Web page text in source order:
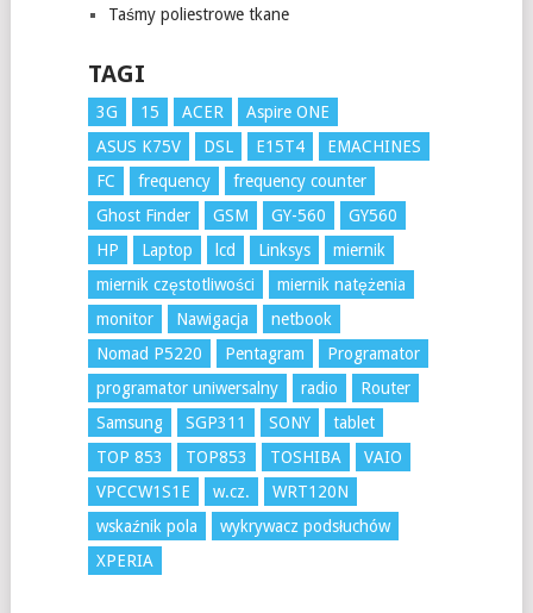
Taśmy poliestrowe tkane
TAGI
3G 15 ACER
Aspire ONE
ASUS K75V
DSL E15T4
EMACHINES
FC
frequency
frequency counter
Ghost Finder
GSM GY-560
GY560
HP
Laptop lcd Linksys
miernik
miernik częstotliwości
miernik natężenia
monitor
Nawigacja
netbook
Nomad P5220
Pentagram
Programator
programator uniwersalny
radio
Router
Samsung
SGP311 SONY
tablet
TOP 853
TOP853 TOSHIBA
VAIO
VPCCW1S1E
w.cz.
WRT120N
wskaźnik pola
wykrywacz podsłuchów
XPERIA